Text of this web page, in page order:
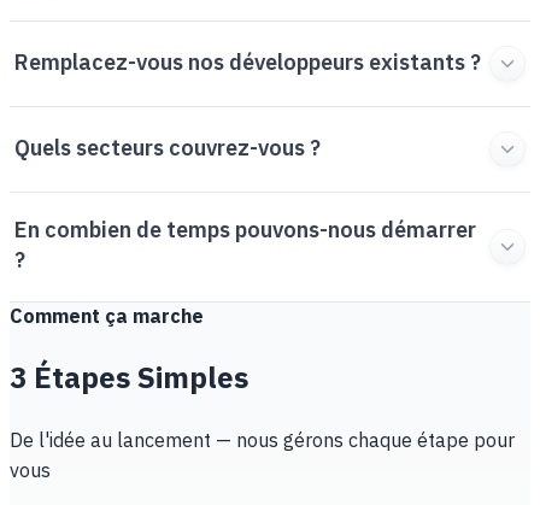
Remplacez-vous nos développeurs existants ?
Quels secteurs couvrez-vous ?
En combien de temps pouvons-nous démarrer
?
Comment ça marche
3 Étapes Simples
De l'idée au lancement — nous gérons chaque étape pour
vous